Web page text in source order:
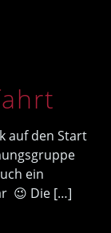
auf den Start
ein
😉 Die […]